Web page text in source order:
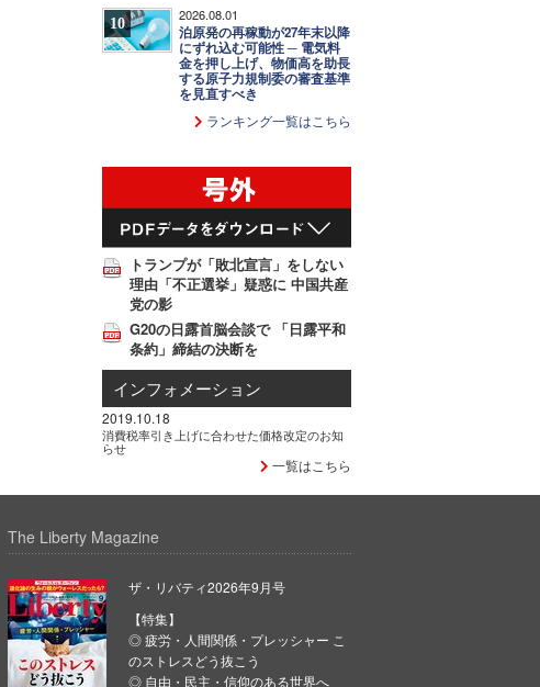
10 2026.08.01
泊原発の再稼動が27年末以降
にずれ込む可能性 ─ 電気料
金を押し上げ、物価高を助長
する原子力規制委の審査基準
を見直すべき
ランキング一覧はこちら
トランプが「敗北宣言」をしない
理由「不正選挙」疑惑に 中国共産
党の影
G20の日露首脳会談で 「日露平和
条約」締結の決断を
インフォメーション
2019.10.18
消費税率引き上げに合わせた価格改定のお知
らせ
一覧はこちら
The Liberty Magazine
ザ・リバティ2026年9月号
【特集】
◎ 疲労・人間関係・プレッシャー こ
のストレスどう抜こう
◎ 自由・民主・信仰のある世界へ